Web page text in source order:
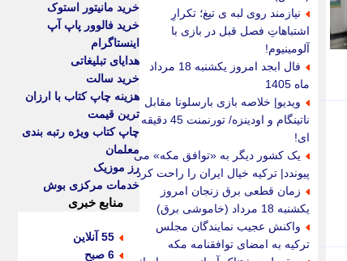
نیازمند روی لبه ی تیغ؛ تکرارِ
اشتباهاتِ فصل قبل در بازی با
آلومینیوم!
فال ابجد امروز یکشنبه 18 مرداد
ماه 1405
ویدیو| خلاصه بازی بارسلونا مقابل
ناتینگام و اودینزه/ تورنمنت 45 دقیقه
ای!
یک کشور دیگر به «توافق مکه» می
پیوندد| ترکیه خیال ایران را راحت کرد
زمان قطعی برق زنجان امروز
یکشنبه 18 مرداد (خاموشی برق)
واکنش عجیب نمایندگان مجلس
ترکیه به امضای توافقنامه مکه
خرید مانیتور استوک
خرید فالوور پاپ آپ
اینستاگرام
هدایای تبلیغاتی
خرید سالت
هزینه چاپ کتاب با ارزان
ترین قیمت
چاپ کتاب ویژه رتبه بندی
معلمان
رز موزیک
خدمات مرکزی بوش
منابع خبری
55 آنلاین
6 صبح